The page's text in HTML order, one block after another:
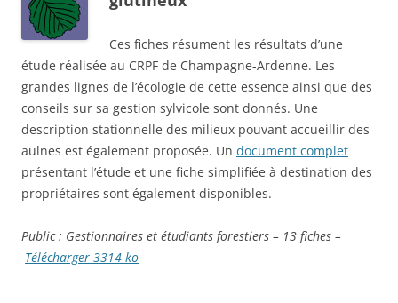
Ces fiches résument les résultats d’une
étude réalisée au CRPF de Champagne-Ardenne. Les
grandes lignes de l’écologie de cette essence ainsi que des
conseils sur sa gestion sylvicole sont donnés. Une
description stationnelle des milieux pouvant accueillir des
aulnes est également proposée. Un document complet
présentant l’étude et une fiche simplifiée à destination des
propriétaires sont également disponibles.
Public : Gestionnaires et étudiants forestiers – 13 fiches –
Télécharger 3314 ko